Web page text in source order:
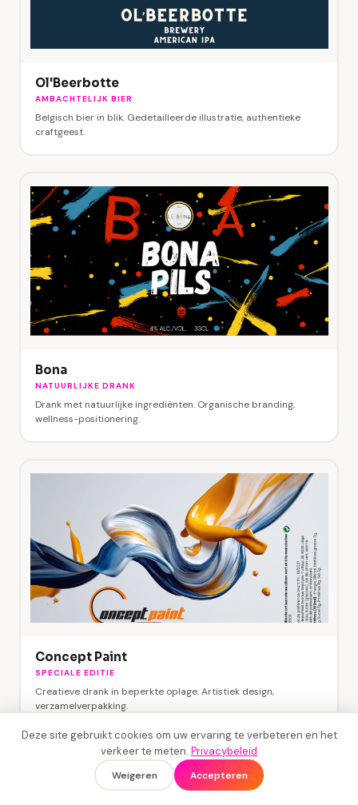
Ol'Beerbotte
AMBACHTELIJK BIER
Belgisch bier in blik. Gedetailleerde illustratie, authentieke
craftgeest.
Bona
NATUURLIJKE DRANK
Drank met natuurlijke ingrediënten. Organische branding,
wellness-positionering.
Concept Paint
SPECIALE EDITIE
Creatieve drank in beperkte oplage. Artistiek design,
verzamelverpakking.
Mijn blikje creëren →
Deze site gebruikt cookies om uw ervaring te verbeteren en het
verkeer te meten. Privacybeleid
Weigeren Accepteren